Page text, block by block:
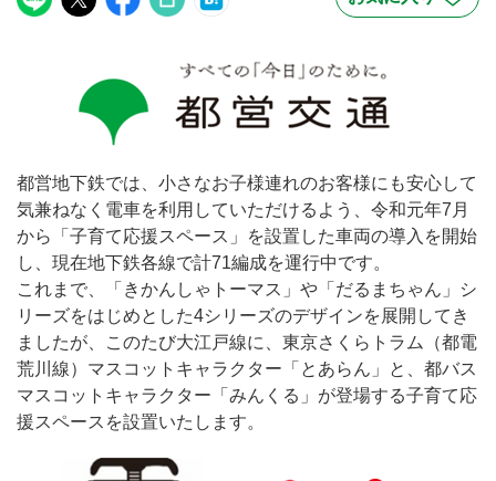
都営地下鉄では、小さなお子様連れのお客様にも安心して
気兼ねなく電車を利用していただけるよう、令和元年7月
から「子育て応援スペース」を設置した車両の導入を開始
し、現在地下鉄各線で計71編成を運行中です。
これまで、「きかんしゃトーマス」や「だるまちゃん」シ
リーズをはじめとした4シリーズのデザインを展開してき
ましたが、このたび大江戸線に、東京さくらトラム（都電
荒川線）マスコットキャラクター「とあらん」と、都バス
マスコットキャラクター「みんくる」が登場する子育て応
援スペースを設置いたします。